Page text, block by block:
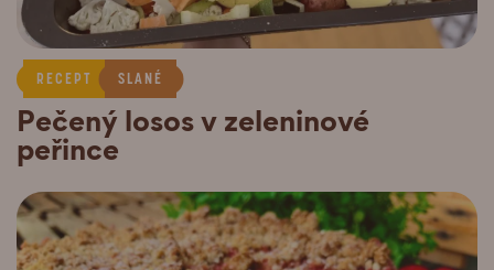
RECEPT SLANÉ
Pečený losos v zeleninové
peřince